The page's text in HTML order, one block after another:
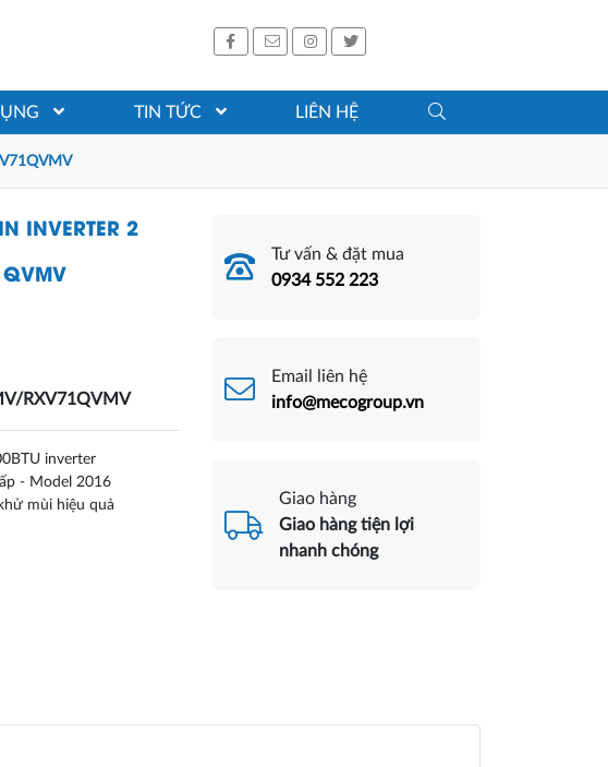
TIN TỨC LIÊN HỆ
INVERTER 2
RXV71QVMV
inverter
- Model 2016
mùi hiệu quả
Tư vấn & đặt mua
0934 552 223
Email liên hệ
info@mecogroup.vn
Giao hàng
Giao hàng tiện lợi
nhanh chóng